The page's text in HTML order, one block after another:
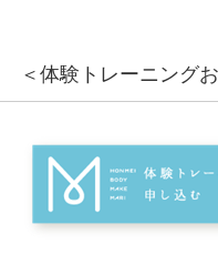
＜体験トレーニング